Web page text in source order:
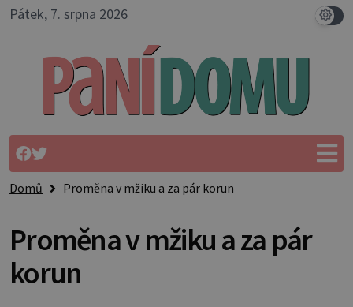
Pátek, 7. srpna 2026
Domů Proměna v mžiku a za pár korun
Proměna v mžiku a za pár
korun